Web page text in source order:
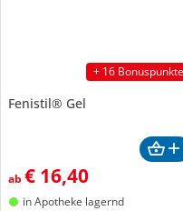
+ 16 Bonuspunkte
Fenistil® Gel
ab € 16,40
in Apotheke lagernd